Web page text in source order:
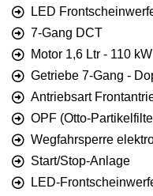
LED
7-Gang DCT
Motor 1,6 Ltr - 110
Getriebe 7-Gang -
Antriebsart
OPF (Otto-
Wegfahrsperre
Start/Stop-Anlage
LED-